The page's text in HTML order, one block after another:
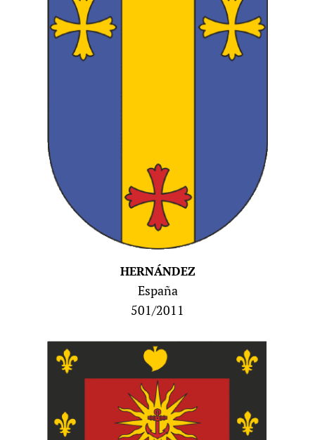
HERNÁNDEZ
España
501/2011